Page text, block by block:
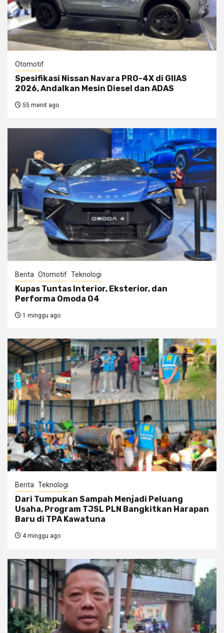
Otomotif
Spesifikasi Nissan Navara PRO-4X di GIIAS
2026, Andalkan Mesin Diesel dan ADAS
55 menit ago
Berita Otomotif Teknologi
Kupas Tuntas Interior, Eksterior, dan
Performa Omoda O4
1 minggu ago
Berita Teknologi
Dari Tumpukan Sampah Menjadi Peluang
Usaha, Program TJSL PLN Bangkitkan Harapan
Baru di TPA Kawatuna
4 minggu ago